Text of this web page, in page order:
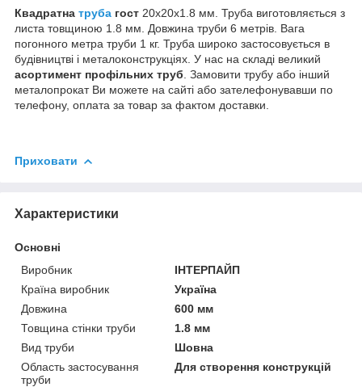
Квадратна труба гост 20х20х1.8 мм. Труба виготовляється з
листа товщиною 1.8 мм. Довжина труби 6 метрів. Вага
погонного метра труби 1 кг. Труба широко застосовується в
будівництві і металоконструкціях. У нас на складі великий
асортимент профільних труб . Замовити трубу або інший
металопрокат Ви можете на сайті або зателефонувавши по
телефону, оплата за товар за фактом доставки.
Приховати
Характеристики
Основні
Виробник
ІНТЕРПАЙП
Країна виробник
Україна
Довжина
600 мм
Товщина стінки труби
1.8 мм
Вид труби
Шовна
Область застосування
труби
Для створення конструкцій